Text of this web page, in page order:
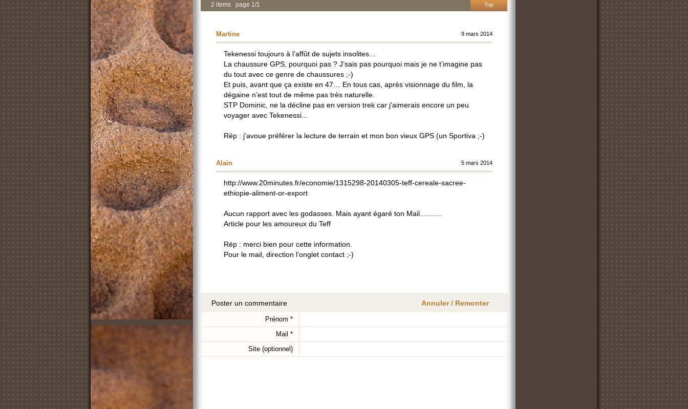
Top
2 items page 1/1
Martine 9 mars 2014
Tekenessi toujours à l’affût de sujets insolites…
La chaussure GPS, pourquoi pas ? J’sais pas pourquoi mais je ne t’imagine pas
du tout avec ce genre de chaussures ;-)
Et puis, avant que ça existe en 47… En tous cas, après visionnage du film, la
dégaine n’est tout de même pas très naturelle.
STP Dominic, ne la décline pas en version trek car j'aimerais encore un peu
voyager avec Tekenessi...
Rép : j'avoue préférer la lecture de terrain et mon bon vieux GPS (un Sportiva ;-)
Alain 5 mars 2014
http://www.20minutes.fr/economie/1315298-20140305-teff-cereale-sacree-
ethiopie-aliment-or-export
Aucun rapport avec les godasses. Mais ayant égaré ton Mail...........
Article pour les amoureux du Teff
Rép : merci bien pour cette information.
Pour le mail, direction l'onglet contact ;-)
Annuler / Remonter
Poster un commentaire
Prénom *
Mail *
Site (optionnel)